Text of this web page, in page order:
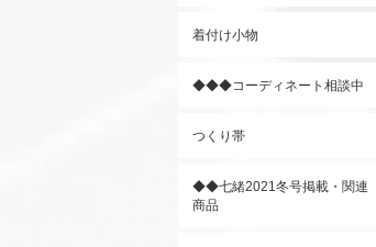
着付け小物
◆◆◆コーディネート相談中
つくり帯
◆◆七緒2021冬号掲載・関連
商品